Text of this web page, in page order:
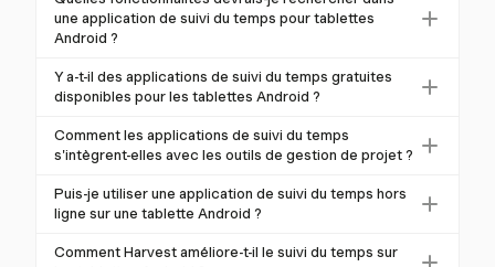
une application de suivi du temps pour tablettes
Android ?
Lors du choix d'une application de suivi du temps
pour les tablettes Android, recherchez des
options d'entrée manuelle et les capacités de gestion
de projet. L'intégration avec les systèmes de paie et
de comptabilité, un reporting robuste et la
fonctionnalité hors ligne sont également importantes
Y a-t-il des applications de suivi du temps gratuites
disponibles pour les tablettes Android ?
Oui, de nombreuses applications de suivi du temps
sur les tablettes Android proposent des plans gratuits,
suivi du temps, de gestion de projet et de reporting.
Ces plans gratuits sont souvent adaptés aux
utilisateurs individuels ou aux petites équipes
Comment les applications de suivi du temps
s'intègrent-elles avec les outils de gestion de projet ?
Les applications de suivi du temps offrent souvent
des intégrations avec des outils de gestion de projet
intégrations rationalisent le suivi des tâches en
Puis-je utiliser une application de suivi du temps hors
ligne sur une tablette Android ?
Oui, de nombreuses applications de suivi du temps
Comment Harvest améliore-t-il le suivi du temps sur